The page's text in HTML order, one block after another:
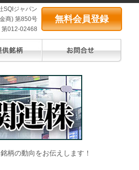
SQIジャパン
商) 第850号
第012-02468
無料会員登録
柄の動向をお伝えします！